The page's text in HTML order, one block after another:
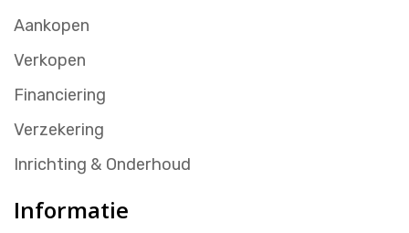
Aankopen
Verkopen
Financiering
Verzekering
Inrichting & Onderhoud
Informatie